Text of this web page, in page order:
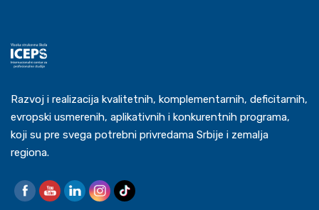
Razvoj i realizacija kvalitetnih, komplementarnih, deficitarnih,
evropski usmerenih, aplikativnih i konkurentnih programa,
koji su pre svega potrebni privredama Srbije i zemalja
regiona.